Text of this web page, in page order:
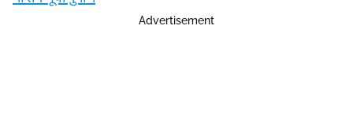
Advertisement